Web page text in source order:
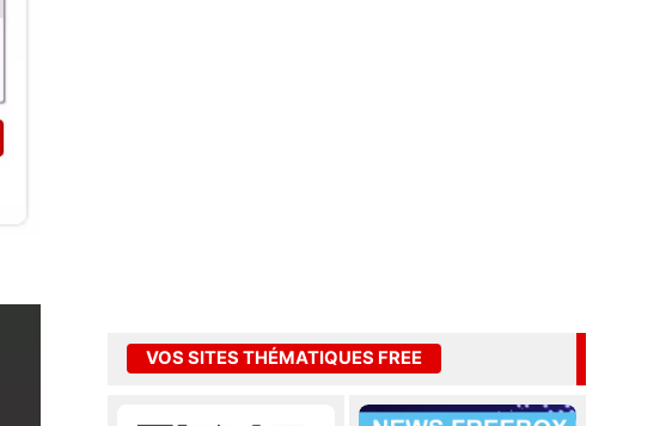
VOS SITES THÉMATIQUES FREE